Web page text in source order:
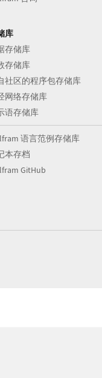
库
存储库
存储库
社区的程序包存储库
网络存储库
语存储库
语言范例存储库
本存档
GitHub